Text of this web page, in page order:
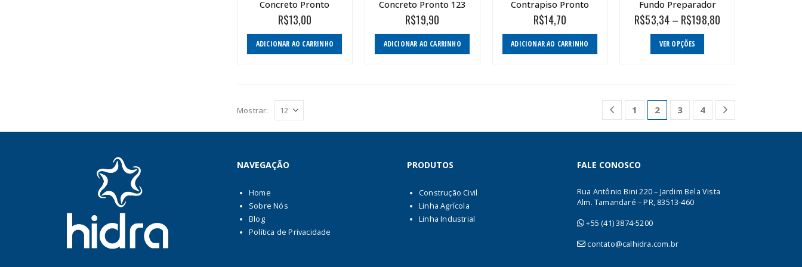
Concreto Pronto
R$13,00
ADICIONAR AO CARRINHO
Concreto Pronto 123
R$19,90
ADICIONAR AO CARRINHO
Contrapiso Pronto
R$14,70
ADICIONAR AO CARRINHO
Fundo Preparador
R$53,34– R$198,80Price
VER OPÇÕES
As
opções
podem
do
Mostrar: 1 2 3 4
NAVEGAÇÃO
Home
Sobre Nós
Blog
Política de Privacidade
PRODUTOS
Construção Civil
Linha Agrícola
Linha Industrial
FALE CONOSCO
Rua Antônio Bini 220 – Jardim Bela Vista
Alm. Tamandaré – PR, 83513-460
+55 (41) 3874-5200
contato@calhidra.com.br